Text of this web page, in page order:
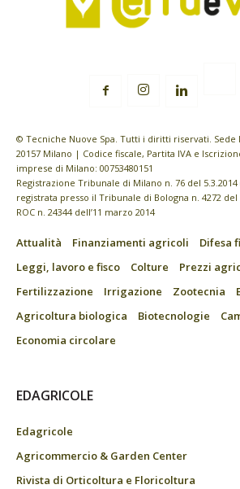
© Tecniche Nuove Spa. Tutti i diritti riservati. Sede
20157 Milano | Codice fiscale, Partita IVA e
imprese di Milano: 00753480151
Registrazione Tribunale di Milano n. 76 del
registrata presso il Tribunale di Bologna n. 4272 del
ROC n. 24344 dell’11 marzo 2014
Attualità Finanziamenti agricoli
Difesa
Leggi, lavoro e fisco
Colture
Prezzi
Fertilizzazione
Irrigazione Zootecnia
Agricoltura biologica
Biotecnologie
Economia circolare
EDAGRICOLE
Edagricole
Agricommercio & Garden Center
Rivista di Orticoltura e Floricoltura